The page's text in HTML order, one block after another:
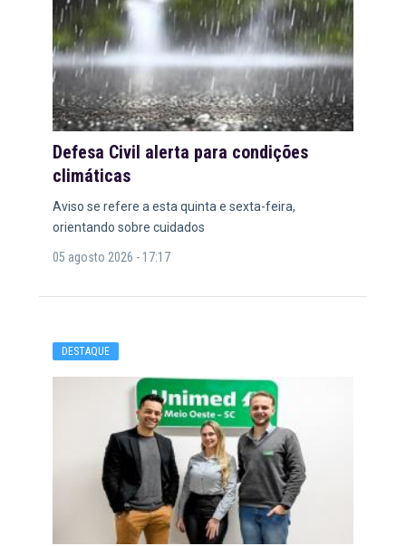
Defesa Civil alerta para condições
climáticas
Aviso se refere a esta quinta e sexta-feira,
orientando sobre cuidados
05 agosto 2026 - 17:17
DESTAQUE